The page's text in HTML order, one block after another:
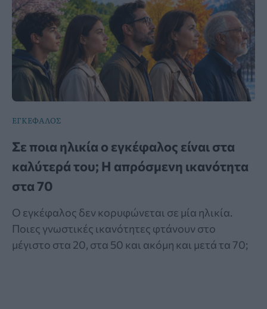
ΕΓΚΕΦΑΛΟΣ
Σε ποια ηλικία ο εγκέφαλος είναι στα
καλύτερά του; Η απρόσμενη ικανότητα
στα 70
Ο εγκέφαλος δεν κορυφώνεται σε μία ηλικία.
Ποιες γνωστικές ικανότητες φτάνουν στο
μέγιστο στα 20, στα 50 και ακόμη και μετά τα 70;